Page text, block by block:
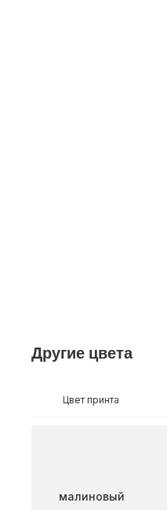
Другие цвета
Цвет принта
Цветмалиновый